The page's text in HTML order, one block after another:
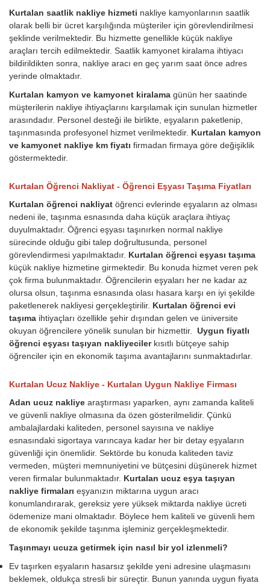
Kurtalan saatlik nakliye hizmeti nakliye kamyonlarının saatlik
olarak belli bir ücret karşılığında müşteriler için görevlendirilmesi
şeklinde verilmektedir. Bu hizmette genellikle küçük nakliye
araçları tercih edilmektedir. Saatlik kamyonet kiralama ihtiyacı
bildirildikten sonra, nakliye aracı en geç yarım saat önce adres
yerinde olmaktadır.
Kurtalan kamyon ve kamyonet kiralama günün her saatinde
müşterilerin nakliye ihtiyaçlarını karşılamak için sunulan hizmetler
arasındadır. Personel desteği ile birlikte, eşyaların paketlenip,
taşınmasında profesyonel hizmet verilmektedir. Kurtalan kamyon
ve kamyonet nakliye km fiyatı firmadan firmaya göre değişiklik
göstermektedir.
Kurtalan Öğrenci Nakliyat - Öğrenci Eşyası Taşıma Fiyatları
Kurtalan öğrenci nakliyat öğrenci evlerinde eşyaların az olması
nedeni ile, taşınma esnasında daha küçük araçlara ihtiyaç
duyulmaktadır. Öğrenci eşyası taşınırken normal nakliye
sürecinde olduğu gibi talep doğrultusunda, personel
görevlendirmesi yapılmaktadır. Kurtalan öğrenci eşyası taşıma
küçük nakliye hizmetine girmektedir. Bu konuda hizmet veren pek
çok firma bulunmaktadır. Öğrencilerin eşyaları her ne kadar az
olursa olsun, taşınma esnasında olası hasara karşı en iyi şekilde
paketlenerek nakliyesi gerçekleştirilir. Kurtalan öğrenci evi
taşıma ihtiyaçları özellikle şehir dışından gelen ve üniversite
okuyan öğrencilere yönelik sunulan bir hizmettir. Uygun fiyatlı
öğrenci eşyası taşıyan nakliyeciler kısıtlı bütçeye sahip
öğrenciler için en ekonomik taşıma avantajlarını sunmaktadırlar.
Kurtalan Ucuz Nakliye - Kurtalan Uygun Nakliye Firması
Adan ucuz nakliye araştırması yaparken, aynı zamanda kaliteli
ve güvenli nakliye olmasına da özen gösterilmelidir. Çünkü
ambalajlardaki kaliteden, personel sayısına ve nakliye
esnasındaki sigortaya varıncaya kadar her bir detay eşyaların
güvenliği için önemlidir. Sektörde bu konuda kaliteden taviz
vermeden, müşteri memnuniyetini ve bütçesini düşünerek hizmet
veren firmalar bulunmaktadır. Kurtalan ucuz eşya taşıyan
nakliye firmaları eşyanızın miktarına uygun aracı
konumlandırarak, gereksiz yere yüksek miktarda nakliye ücreti
ödemenize mani olmaktadır. Böylece hem kaliteli ve güvenli hem
de ekonomik şekilde taşınma işleminiz gerçekleşmektedir.
Taşınmayı ucuza getirmek için nasıl bir yol izlenmeli?
Ev taşırken eşyaların hasarsız şekilde yeni adresine ulaşmasını
beklemek, oldukça stresli bir süreçtir. Bunun yanında uygun fiyata